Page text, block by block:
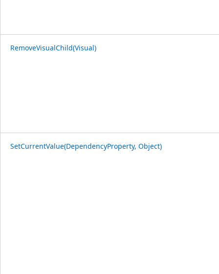
RemoveVisualChild(Visual)
SetCurrentValue(DependencyProperty, Object)